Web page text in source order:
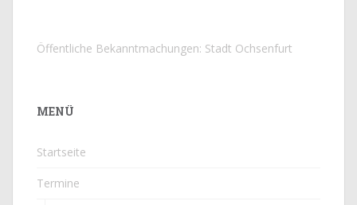
Öffentliche Bekanntmachungen: Stadt Ochsenfurt
MENÜ
Startseite
Termine